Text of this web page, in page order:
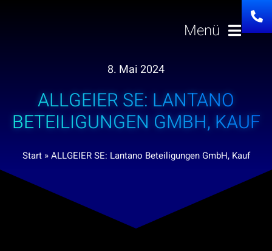
Menü
Lösungen
Über uns
Investor
Karriere
8. Mai 2024
ALLGEIER SE: LANTANO
BETEILIGUNGEN GMBH, KAUF
Start»ALLGEIER SE: Lantano Beteiligungen GmbH, Kauf